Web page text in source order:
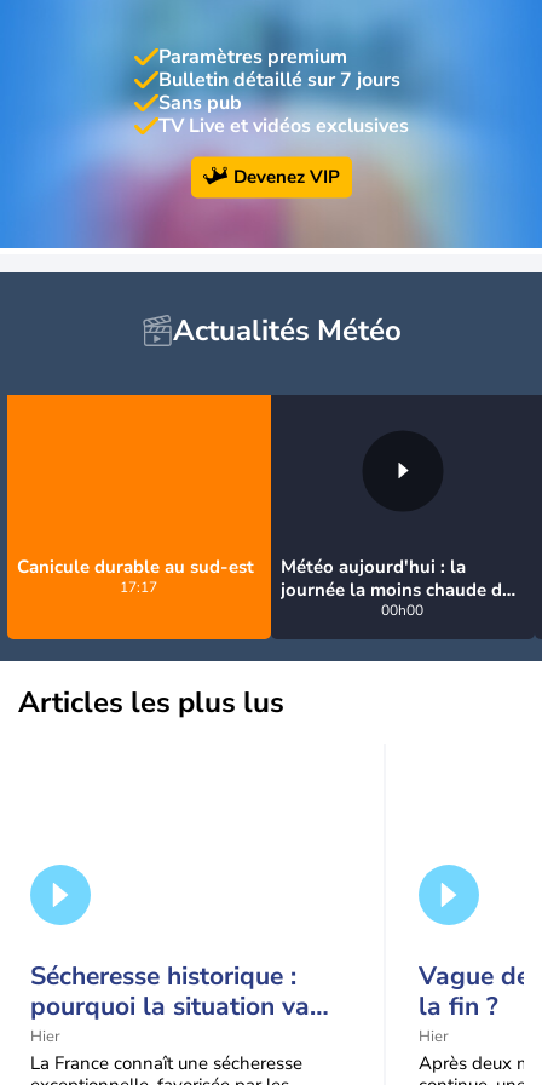
Paramètres premium
Bulletin détaillé sur 7 jours
Sans pub
TV Live et vidéos exclusives
Devenez VIP
Actualités Météo
Canicule durable au sud-est
17:17
Météo aujourd'hui : la
journée la moins chaude de
la semaine, excepté près de
la Méditerranée
00h00
Articles les plus lus
Sécheresse historique :
pourquoi la situation va
encore s'aggraver jusqu'à
la mi-août
Hier
La France connaît une sécheresse
Vague de
la fin ?
Hier
Après deux